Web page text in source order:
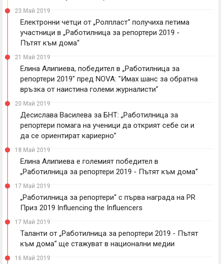
23 Май 2019
Електронни четци от „Ролпласт“ получиха петима
участници в „Работилница за репортери 2019 -
Пътят към дома“
21 Май 2019
Елина Алипиева, победител в „Работилница за
репортери 2019" пред NOVA: "Имах шанс за обратна
връзка от наистина големи журналисти"
20 Май 2019
Десислава Василева за БНТ: „Работилница за
репортери помага на ученици да открият себе си и
да се ориентират кариерно”
18 Май 2019
Елина Алипиева е големият победител в
„Работилница за репортери 2019 - Пътят към дома“
17 Май 2019
„Работилница за репортери“ с първа награда на PR
Приз 2019 Influencing the Influencers
17 Май 2019
Таланти от „Работилница за репортери 2019 - Пътят
към дома“ ще стажуват в национални медии
16 Май 2019